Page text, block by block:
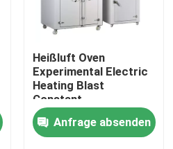
Heißluft Oven
Experimental Electric
Heating Blast
Constant
Temperature Drying
Oven der industriellen
großen hohen
Anfrage absenden